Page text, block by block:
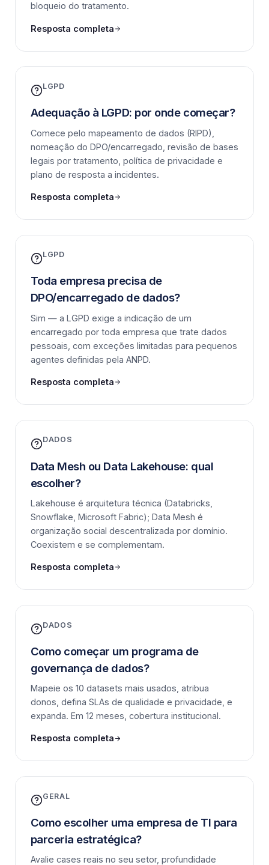
bloqueio do tratamento.
Resposta completa
LGPD
Adequação à LGPD: por onde começar?
Comece pelo mapeamento de dados (RIPD),
nomeação do DPO/encarregado, revisão de bases
legais por tratamento, política de privacidade e
plano de resposta a incidentes.
Resposta completa
LGPD
Toda empresa precisa de
DPO/encarregado de dados?
Sim — a LGPD exige a indicação de um
encarregado por toda empresa que trate dados
pessoais, com exceções limitadas para pequenos
agentes definidas pela ANPD.
Resposta completa
DADOS
Data Mesh ou Data Lakehouse: qual
escolher?
Lakehouse é arquitetura técnica (Databricks,
Snowflake, Microsoft Fabric); Data Mesh é
organização social descentralizada por domínio.
Coexistem e se complementam.
Resposta completa
DADOS
Como começar um programa de
governança de dados?
Mapeie os 10 datasets mais usados, atribua
donos, defina SLAs de qualidade e privacidade, e
expanda. Em 12 meses, cobertura institucional.
Resposta completa
GERAL
Como escolher uma empresa de TI para
parceria estratégica?
Avalie cases reais no seu setor, profundidade